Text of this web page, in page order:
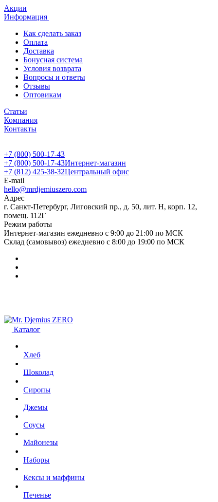
Акции
Информация
Как сделать заказ
Оплата
Доставка
Бонусная система
Условия возврата
Вопросы и ответы
Отзывы
Оптовикам
Статьи
Компания
Контакты
+7 (800) 500-17-43
+7 (800) 500-17-43Интернет-магазин
+7 (812) 425-38-32Центральный офис
E-mail
hello@mrdjemiuszero.com
Адрес
г. Санкт-Петербург, Лиговский пр., д. 50, лит. Н, корп. 12,
помещ. 112Г
Режим работы
Интернет-магазин ежедневно с 9:00 до 21:00 по МСК
Склад (самовывоз) ежедневно с 8:00 до 19:00 по МСК
Каталог
Хлеб
Шоколад
Сиропы
Джемы
Соусы
Майонезы
Наборы
Кексы и маффины
Печенье